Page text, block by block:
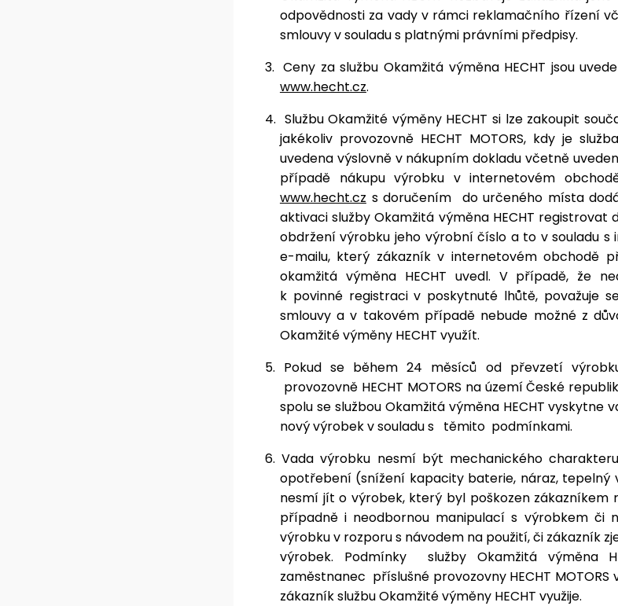
odpovědnosti za vady v rámci reklamačního řízení
smlouvy v souladu s platnými právními předpisy.
3. Ceny za službu Okamžitá výměna HECHT jsou
www.hecht.cz.
4. Službu Okamžité výměny HECHT si lze zakoupit
jakékoliv provozovně HECHT MOTORS, kdy je
uvedena výslovně v nákupním dokladu včetně
případě nákupu výrobku v internetovém
www.hecht.cz s doručením
do určeného místa
aktivaci služby Okamžitá výměna HECHT registrovat
obdržení výrobku jeho výrobní číslo a to v souladu
e-mailu, který zákazník v internetovém obchodě
okamžitá výměna HECHT uvedl. V případě, že
k povinné registraci v poskytnuté lhůtě, považuje
smlouvy a v takovém případě nebude možné z
Okamžité výměny HECHT využít.
5. Pokud se během 24 měsíců od převzetí
provozovně HECHT MOTORS na území České
spolu se službou Okamžitá výměna HECHT vyskytne
nový výrobek v souladu s těmito podmínkami.
6.Vada výrobku nesmí být mechanického
opotřebení (snížení kapacity baterie, náraz, tepelný
nesmí jít o výrobek, který byl poškozen zákazníkem
případně i neodbornou manipulací s výrobkem či
výrobku v rozporu s návodem na použití, či zákazník
výrobek. Podmínky
služby Okamžitá výměna
zaměstnanec příslušné provozovny HECHT
zákazník službu Okamžité výměny HECHT využije.